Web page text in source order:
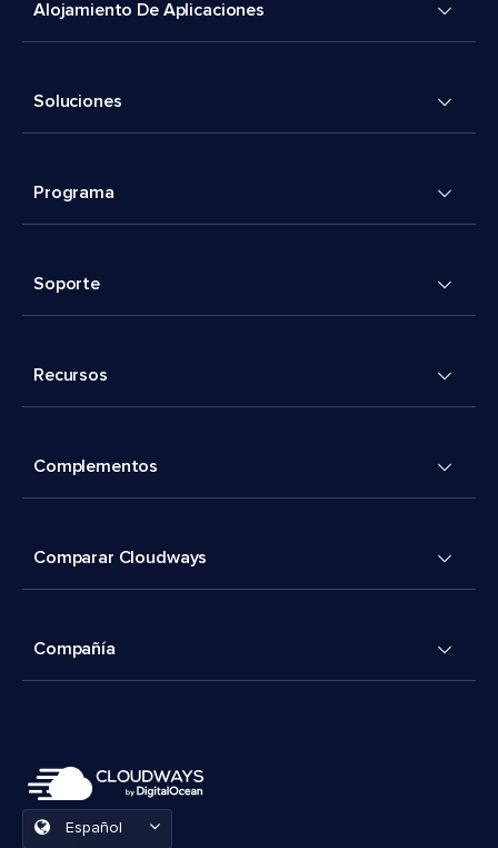
Alojamiento De Aplicaciones
Soluciones
Programa
Soporte
Recursos
Complementos
Comparar Cloudways
Compañía
Español